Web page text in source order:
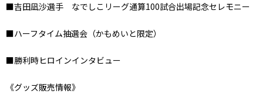
■吉田凪沙選手 なでしこリーグ通算100試合出場記念セレモニー
■ハーフタイム抽選会（かもめいと限定）
■勝利時ヒロインインタビュー
《グッズ販売情報》